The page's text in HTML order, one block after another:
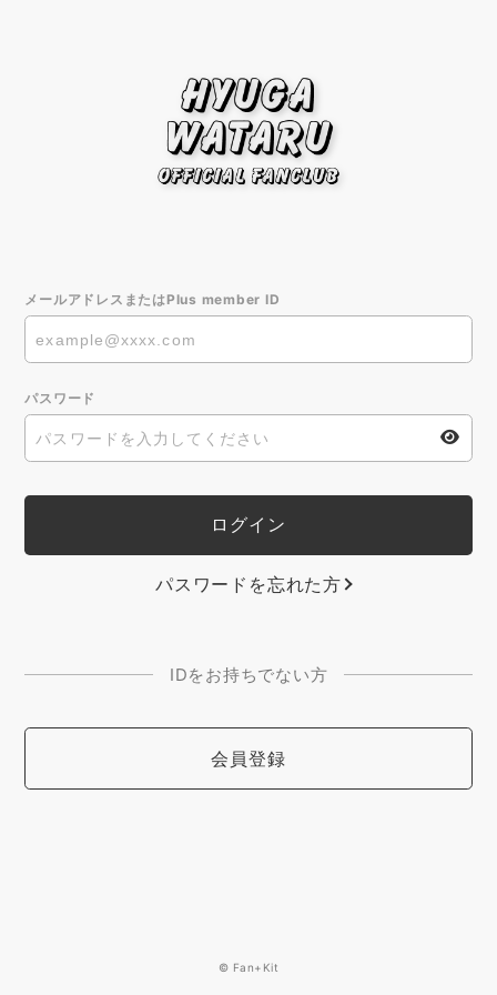
メールアドレスまたはPlus member ID
パスワード
パスワードを忘れた方
IDをお持ちでない方
会員登録
© Fan+Kit